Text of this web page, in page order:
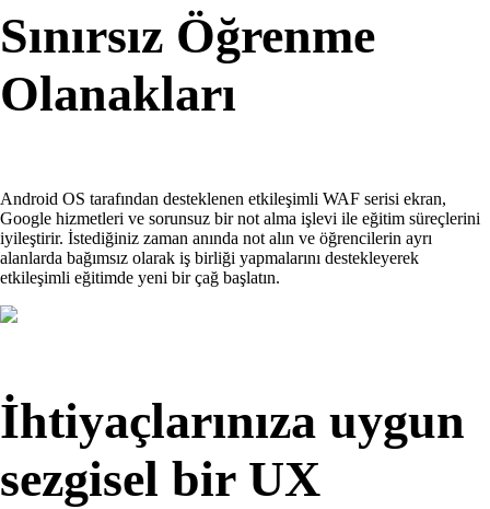
Sınırsız Öğrenme
Olanakları
Android OS tarafından desteklenen etkileşimli WAF serisi ekran,
Google hizmetleri ve sorunsuz bir not alma işlevi ile eğitim süreçlerini
iyileştirir. İstediğiniz zaman anında not alın ve öğrencilerin ayrı
alanlarda bağımsız olarak iş birliği yapmalarını destekleyerek
etkileşimli eğitimde yeni bir çağ başlatın.
İhtiyaçlarınıza uygun
sezgisel bir UX